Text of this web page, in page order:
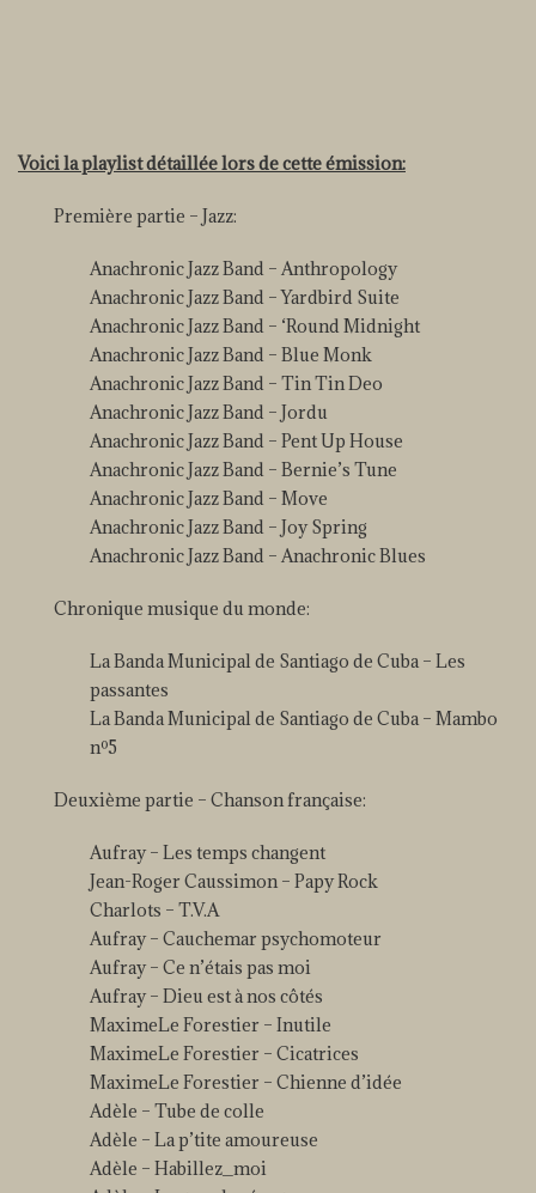
Voici la playlist détaillée lors de cette émission:
Première partie – Jazz:
Anachronic Jazz Band – Anthropology
Anachronic Jazz Band – Yardbird Suite
Anachronic Jazz Band – ‘Round Midnight
Anachronic Jazz Band – Blue Monk
Anachronic Jazz Band – Tin Tin Deo
Anachronic Jazz Band – Jordu
Anachronic Jazz Band – Pent Up House
Anachronic Jazz Band – Bernie’s Tune
Anachronic Jazz Band – Move
Anachronic Jazz Band – Joy Spring
Anachronic Jazz Band – Anachronic Blues
Chronique musique du monde:
La Banda Municipal de Santiago de Cuba – Les
passantes
La Banda Municipal de Santiago de Cuba – Mambo
nº5
Deuxième partie – Chanson française:
Aufray – Les temps changent
Jean-Roger Caussimon – Papy Rock
Charlots – T.V.A
Aufray – Cauchemar psychomoteur
Aufray – Ce n’étais pas moi
Aufray – Dieu est à nos côtés
MaximeLe Forestier – Inutile
MaximeLe Forestier – Cicatrices
MaximeLe Forestier – Chienne d’idée
Adèle – Tube de colle
Adèle – La p’tite amoureuse
Adèle – Habillez_moi